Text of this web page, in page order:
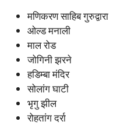
मणिकरण साहिब गुरुद्वारा
ओल्ड मनाली
माल रोड
जोगिनी झरने
हडिम्बा मंदिर
सोलांग घाटी
भृगु झील
रोहतांग दर्रा